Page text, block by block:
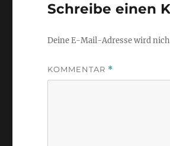
Schreibe einen
Deine E-Mail-Adresse wird
KOMMENTAR *